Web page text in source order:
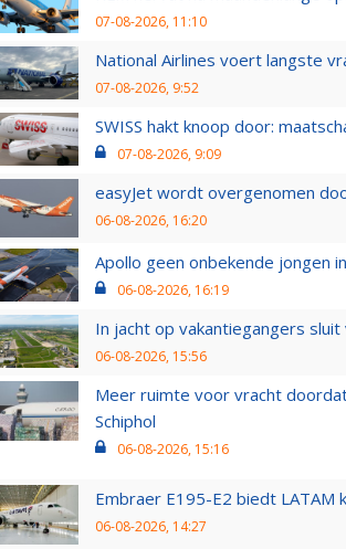
07-08-2026, 11:10
National Airlines voert langste
07-08-2026, 9:52
SWISS hakt knoop door:
07-08-2026, 9:09
easyJet wordt overgenomen
06-08-2026, 16:20
Apollo geen onbekende jongen
06-08-2026, 16:19
In jacht op vakantiegangers
06-08-2026, 15:56
Meer ruimte voor vracht
Schiphol
06-08-2026, 15:16
Embraer E195-E2 biedt LATAM
06-08-2026, 14:27